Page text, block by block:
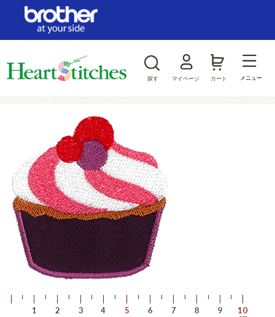
探す マイページ カート メニュー
ログイン/新規会員登録
ジャンルから探す